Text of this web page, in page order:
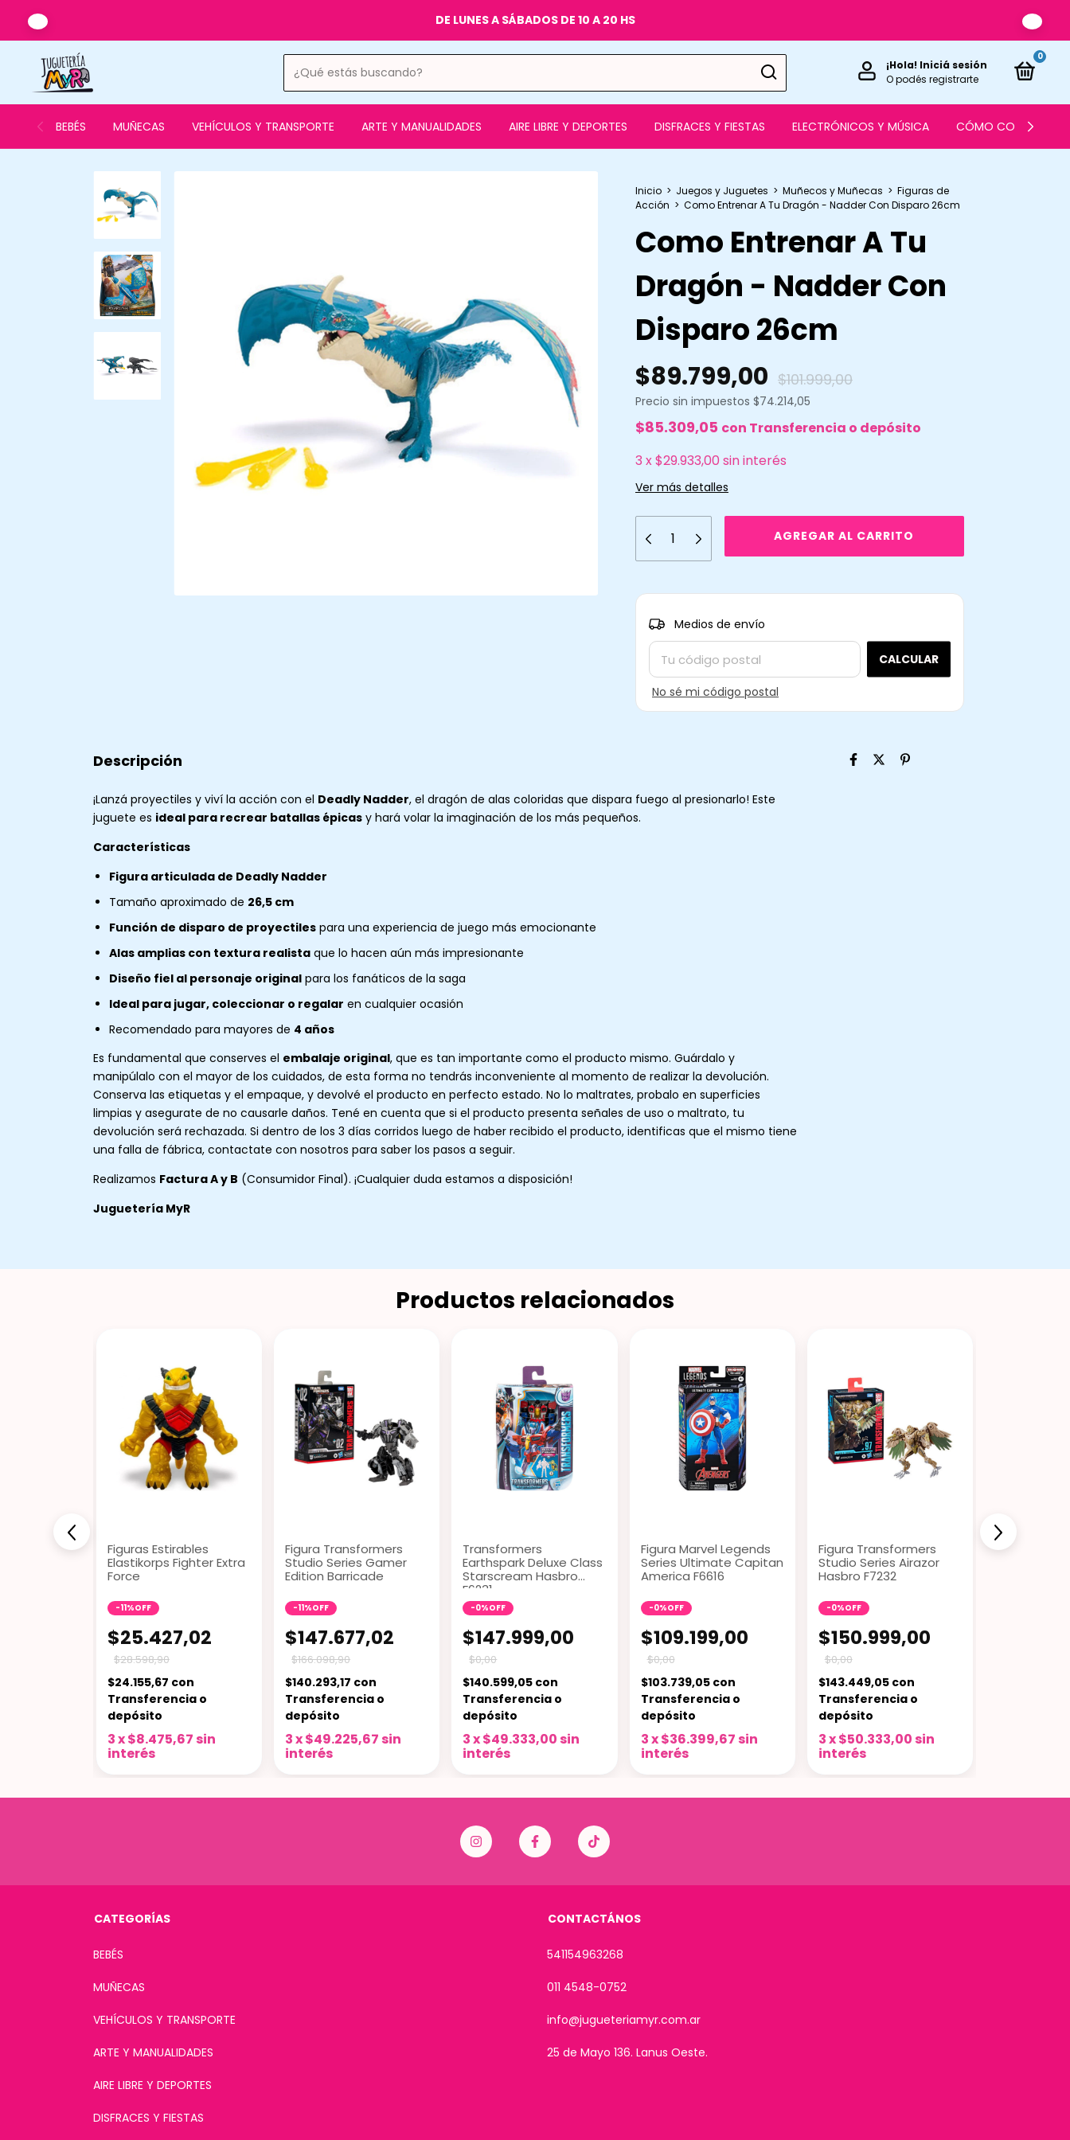
¡Hola! Iniciá sesión
O podés registrarte
0
BEBÉS MUÑECAS VEHÍCULOS Y TRANSPORTE ARTE Y MANUALIDADES AIRE LIBRE Y DEPORTES DISFRACES Y FIESTAS ELECTRÓNICOS Y MÚSICA CÓMO COMPRAR
Inicio > Juegos y Juguetes > Muñecos y Muñecas > Figuras de
Acción > Como Entrenar A Tu Dragón - Nadder Con Disparo 26cm
Como Entrenar A Tu
Dragón - Nadder Con
Disparo 26cm
$89.799,00 $101.999,00
Precio sin impuestos $74.214,05
$85.309,05 con Transferencia o depósito
3 x$29.933,00 sin interés
Ver más detalles
Medios de envío
CALCULAR
No sé mi código postal
Descripción
¡Lanzá proyectiles y viví la acción con el Deadly Nadder, el dragón de alas coloridas que dispara fuego al presionarlo! Este
juguete es ideal para recrear batallas épicas y hará volar la imaginación de los más pequeños.
Características
Figura articulada de Deadly Nadder
Tamaño aproximado de 26,5 cm
Función de disparo de proyectiles para una experiencia de juego más emocionante
Alas amplias con textura realista que lo hacen aún más impresionante
Diseño fiel al personaje original para los fanáticos de la saga
Ideal para jugar, coleccionar o regalar en cualquier ocasión
Recomendado para mayores de 4 años
Es fundamental que conserves el embalaje original, que es tan importante como el producto mismo. Guárdalo y
manipúlalo con el mayor de los cuidados, de esta forma no tendrás inconveniente al momento de realizar la devolución.
Conserva las etiquetas y el empaque, y devolvé el producto en perfecto estado. No lo maltrates, probalo en superficies
limpias y asegurate de no causarle daños. Tené en cuenta que si el producto presenta señales de uso o maltrato, tu
devolución será rechazada. Si dentro de los 3 días corridos luego de haber recibido el producto, identificas que el mismo tiene
una falla de fábrica, contactate con nosotros para saber los pasos a seguir.
Realizamos Factura A y B (Consumidor Final). ¡Cualquier duda estamos a disposición!
Juguetería MyR
Productos relacionados
Figuras Estirables
Elastikorps Fighter Extra
Force
-11%OFF
$25.427,02
$28.598,90
$24.155,67 con
Transferencia o
depósito
3x$8.475,67 sin
interés
Figura Transformers
Studio Series Gamer
Edition Barricade
-11%OFF
$147.677,02
$166.098,90
$140.293,17 con
Transferencia o
depósito
3x$49.225,67 sin
interés
Transformers
Earthspark Deluxe Class
Starscream Hasbro
F6231
-0%OFF
$147.999,00
$0,00
$140.599,05 con
Transferencia o
depósito
3x$49.333,00 sin
interés
Figura Marvel Legends
Series Ultimate Capitan
America F6616
-0%OFF
$109.199,00
$0,00
$103.739,05 con
Transferencia o
depósito
3x$36.399,67 sin
interés
Figura Transformers
Studio Series Airazor
Hasbro F7232
-0%OFF
$150.999,00
$0,00
$143.449,05 con
Transferencia o
depósito
3x$50.333,00 sin
interés
CATEGORÍAS
BEBÉS
MUÑECAS
VEHÍCULOS Y TRANSPORTE
ARTE Y MANUALIDADES
AIRE LIBRE Y DEPORTES
DISFRACES Y FIESTAS
CONTACTÁNOS
541154963268
011 4548-0752
info@jugueteriamyr.com.ar
25 de Mayo 136. Lanus Oeste.